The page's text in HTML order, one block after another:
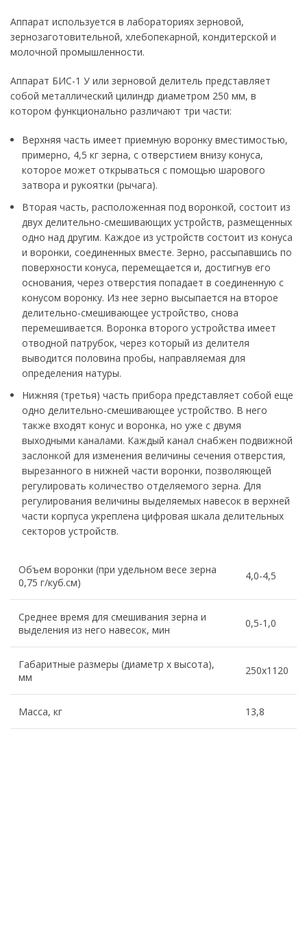
Аппарат используется в лабораториях зерновой,
зернозаготовительной, хлебопекарной, кондитерской и
молочной промышленности.
Аппарат БИС-1 У или зерновой делитель представляет
собой металлический цилиндр диаметром 250 мм, в
котором функционально различают три части:
Верхняя часть имеет приемную воронку вместимостью,
примерно, 4,5 кг зерна, с отверстием внизу конуса,
которое может открываться с помощью шарового
затвора и рукоятки (рычага).
Вторая часть, расположенная под воронкой, состоит из
двух делительно-смешивающих устройств, размещенных
одно над другим. Каждое из устройств состоит из конуса
и воронки, соединенных вместе. Зерно, рассыпавшись по
поверхности конуса, перемещается и, достигнув его
основания, через отверстия попадает в соединенную с
конусом воронку. Из нее зерно высыпается на второе
делительно-смешивающее устройство, снова
перемешивается. Воронка второго устройства имеет
отводной патрубок, через который из делителя
выводится половина пробы, направляемая для
определения натуры.
Нижняя (третья) часть прибора представляет собой еще
одно делительно-смешивающее устройство. В него
также входят конус и воронка, но уже с двумя
выходными каналами. Каждый канал снабжен подвижной
заслонкой для изменения величины сечения отверстия,
вырезанного в нижней части воронки, позволяющей
регулировать количество отделяемого зерна. Для
регулирования величины выделяемых навесок в верхней
части корпуса укреплена цифровая шкала делительных
секторов устройств.
Объем воронки (при удельном весе зерна
0,75 г/куб.см)
4,0-4,5
Среднее время для смешивания зерна и
выделения из него навесок, мин
0,5-1,0
Габаритные размеры (диаметр х высота),
мм
250х1120
Масса, кг 13,8